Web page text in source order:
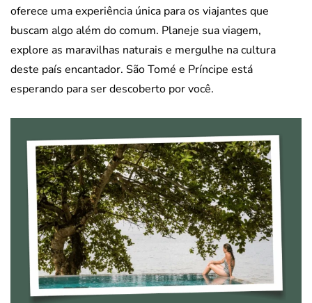
oferece uma experiência única para os viajantes que
buscam algo além do comum. Planeje sua viagem,
explore as maravilhas naturais e mergulhe na cultura
deste país encantador. São Tomé e Príncipe está
esperando para ser descoberto por você.